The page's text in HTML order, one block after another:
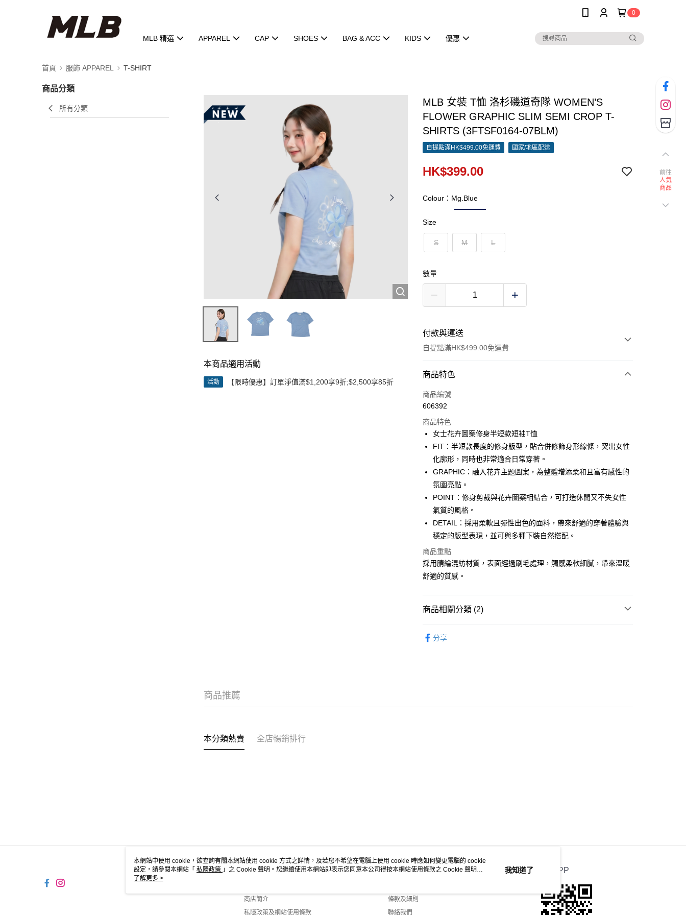
0
MLB 精選 APPAREL CAP SHOES BAG & ACC KIDS 優惠
首頁 服飾 APPAREL T-SHIRT
商品分類
所有分類
本商品適用活動
活動 【限時優惠】訂單淨值滿$1,200享9折;$2,500享85折
MLB 女裝 T恤 洛杉磯道奇隊 WOMEN’S
FLOWER GRAPHIC SLIM SEMI CROP T-
SHIRTS (3FTSF0164-07BLM)
自提點滿HK$499.00免運費 國家/地區配送
HK$399.00
Colour：Mg.Blue
Size
S M L
數量
付款與運送
自提點滿HK$499.00免運費
付款方式
信用卡
Google Pay
AlipayHK
WeChat Pay
送貨方式
付款後順豐站及營業點
每筆HK$50.00，滿HK$499.00或以上免運費
付款後順豐合作便利店
每筆HK$50.00，滿HK$499.00或以上免運費
商品特色
商品編號
606392
商品特色
女士花卉圖案修身半短款短袖T恤
FIT：半短款長度的修身版型，貼合併修飾身形線條，突出女性
化廓形，同時也非常適合日常穿著。
GRAPHIC：融入花卉主題圖案，為整體增添柔和且富有感性的
氛圍亮點。
POINT：修身剪裁與花卉圖案相結合，可打造休閒又不失女性
氣質的風格。
DETAIL：採用柔軟且彈性出色的面料，帶來舒適的穿著體驗與
穩定的版型表現，並可與多種下裝自然搭配。
商品重點
採用腈綸混紡材質，表面經過刷毛處理，觸感柔軟細膩，帶來溫暖
舒適的質感。
商品相關分類 (2)
分享
商品推薦
本分類熱賣 全店暢銷排行
關於我們
商店簡介
私隱政策及網站使用條款
客戶服務
條款及細則
聯絡我們
官方APP
前往
人氣
商品
本網站中使用 cookie，欲查詢有關本網站使用 cookie 方式之詳情，及若您不希望在電腦上使用 cookie 時應如何變更電腦的 cookie
設定，請參閱本網站「 私隱政策 」之 Cookie 聲明。您繼續使用本網站即表示您同意本公司得按本網站使用條款之 Cookie 聲明使
用 cookie。
了解更多 >
我知道了